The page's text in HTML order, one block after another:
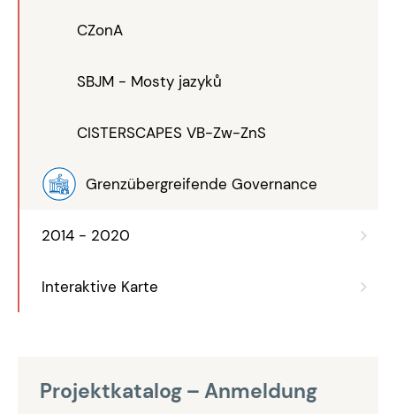
CZonA
SBJM - Mosty jazyků
CISTERSCAPES VB-Zw-ZnS
Grenzübergreifende Governance
2014 - 2020
Interaktive Karte
Projektkatalog – Anmeldung